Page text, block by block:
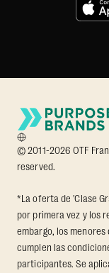
© 2011-2026 OTF
reserved.
*La oferta de 'Clase
por primera vez y los
embargo, los
cumplen las
participantes. Se